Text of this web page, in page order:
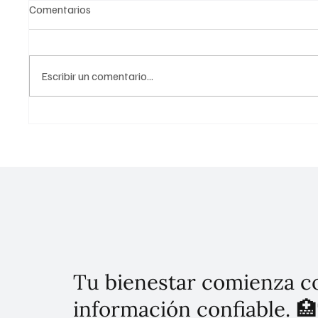
Comentarios
Escribir un comentario...
Tu bienestar comienza
información confiable.